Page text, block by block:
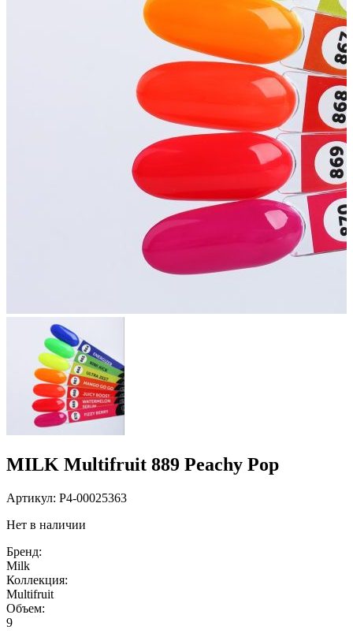
MILK Multifruit 889 Peachy Pop
Артикул: P4-00025363
Нет в наличии
Бренд:
Milk
Коллекция:
Multifruit
Объем:
9